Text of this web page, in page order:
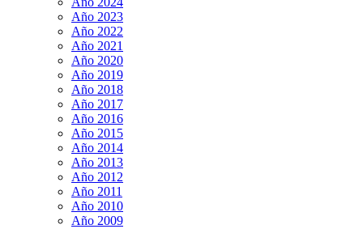
Año 2023
Año 2022
Año 2021
Año 2020
Año 2019
Año 2018
Año 2017
Año 2016
Año 2015
Año 2014
Año 2013
Año 2012
Año 2011
Año 2010
Año 2009